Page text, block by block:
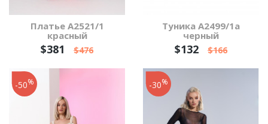
Платье А2521/1
красный
$381 $476
Туника А2499/1а
черный
$132 $166
-50% -30%